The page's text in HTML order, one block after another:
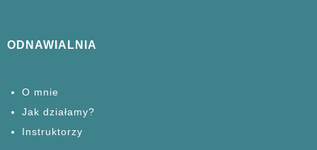
ODNAWIALNIA
O mnie
Jak działamy?
Instruktorzy